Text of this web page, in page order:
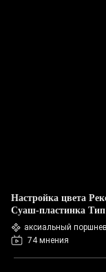
Настройка цвета
Суаш-пластинка Тип
аксиальный
74 мнения